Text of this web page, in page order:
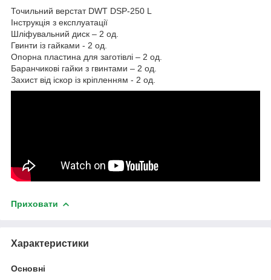
Точильний верстат DWT DSP-250 L
Інструкція з експлуатації
Шліфувальний диск – 2 од.
Гвинти із гайками - 2 од.
Опорна пластина для заготівлі – 2 од.
Баранчикові гайки з гвинтами – 2 од.
Захист від іскор із кріпленням - 2 од.
Приховати
Характеристики
Основні